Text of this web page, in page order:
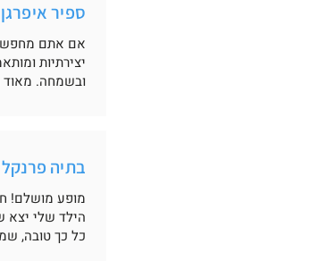
ספיר איפרגן
אם אתם
יצירתיות
ובשמחה.
בתיה פרנקל
מופע מושלם!
הילד שלי יצא
כל כך טובה,